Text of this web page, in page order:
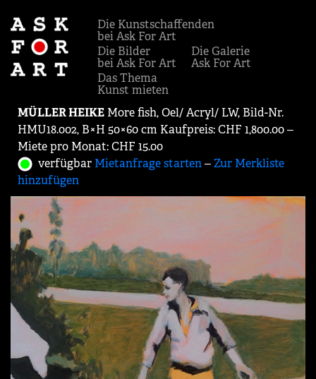
Die Kunstschaffenden
bei Ask For Art
Die Bilder
bei Ask For Art
Die Galerie
Ask For Art
Das Thema
Kunst mieten
MÜLLER HEIKE More fish, Oel/ Acryl/ LW, Bild-Nr.
HMU18.002, B×H 50×60 cm Kaufpreis: CHF 1,800.00 ‒
Miete pro Monat: CHF 15.00
verfügbar Mietanfrage starten‒Zur Merkliste
hinzufügen